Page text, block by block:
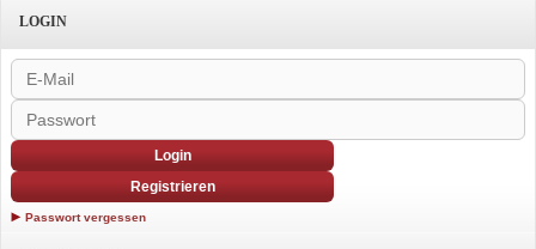
LOGIN
Login
Registrieren
Passwort vergessen